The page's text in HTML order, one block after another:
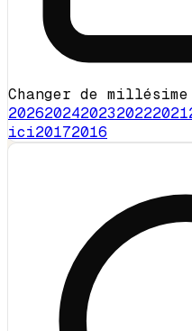
Changer de millésime
20262024202320222021
ici20172016